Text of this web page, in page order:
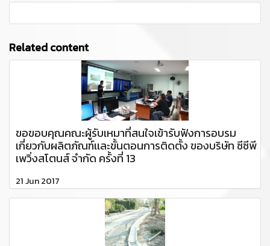
Related content
ขอขอบคุณคณะผู้รับเหมาที่สนใจเข้ารับฟังการอบรม
เกี่ยวกับผลิตภัณฑ์เเละขั้นตอนการติดตั้ง ของบริษัท ซีซีพี
เพวิ่งสโตนส์ จำกัด ครั้งที่ 13
21 Jun 2017